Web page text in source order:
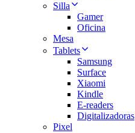
Silla
Gamer
Oficina
Mesa
Tablets
Samsung
Surface
Xiaomi
Kindle
E-readers
Digitalizadoras
Pixel